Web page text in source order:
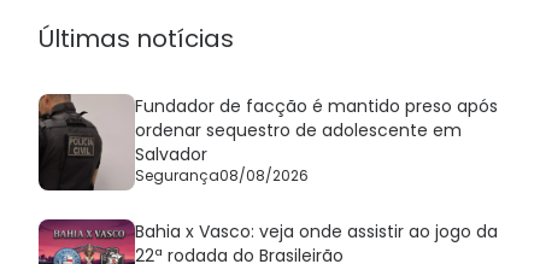
Últimas notícias
Fundador de facção é mantido preso após
ordenar sequestro de adolescente em
Salvador
Segurança08/08/2026
Bahia x Vasco: veja onde assistir ao jogo da
22ª rodada do Brasileirão